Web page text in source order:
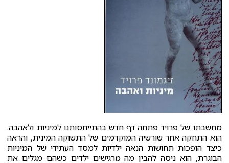
מחשבתו של פרויד פתחה דף חדש בהתייחסותנו למיניות ולאהבה.
הוא התחקה אחר שורשיה המוקדמים של התשוקה המינית, והראה
כיצד הופכות תחושות הנאה ילדיות למסד העתידי של המיניות
הבוגרת, הוא ניסה להבין מה מרגישים ילדים כשהם מגלים את